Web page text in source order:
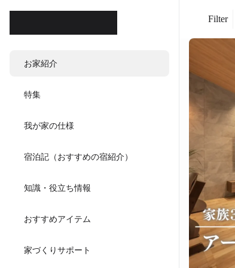
お家紹介
特集
我が家の仕様
宿泊記（おすすめの宿紹介）
知識・役立ち情報
おすすめアイテム
家づくりサポート
Filter